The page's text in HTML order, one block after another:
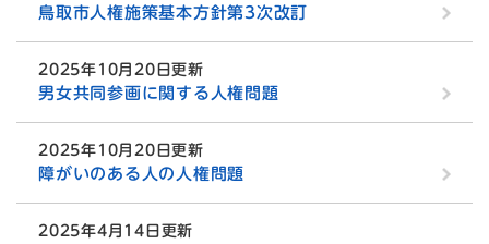
鳥取市人権施策基本方針第3次改訂
2025年10月20日更新
男女共同参画に関する人権問題
2025年10月20日更新
障がいのある人の人権問題
2025年4月14日更新